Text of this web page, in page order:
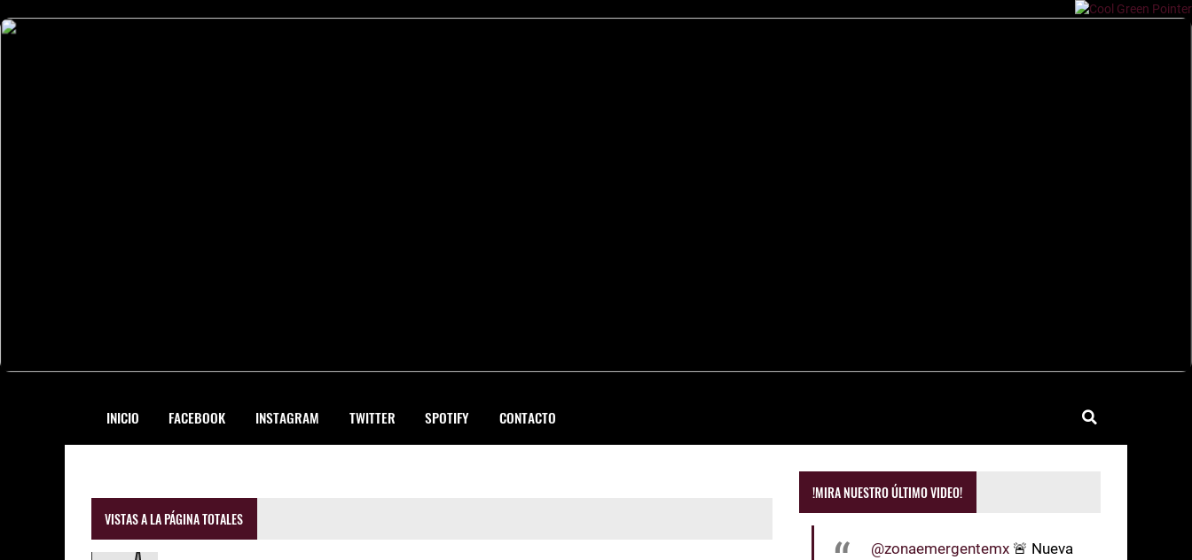
INICIO FACEBOOK INSTAGRAM TWITTER SPOTIFY CONTACTO
VISTAS A LA PÁGINA TOTALES
!MIRA NUESTRO ÚLTIMO VIDEO!
@zonaemergentemx 🚨 Nueva